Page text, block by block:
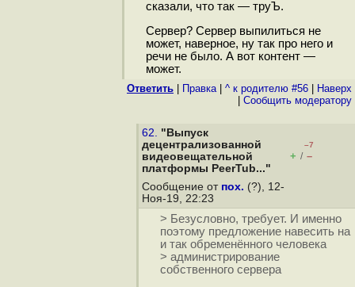
сказали, что так — труЪ.
Сервер? Сервер выпилиться не
может, наверное, ну так про него и
речи не было. А вот контент —
может.
Ответить Правка| ^ к родителю #56
Наверх
Cообщить модератору
62. "Выпуск
децентрализованной
видеовещательной
платформы PeerTub..."
–7
+ / –
Сообщение от пох. (?), 12-
Ноя-19, 22:23
> Безусловно, требует. И именно
поэтому предложение навесить на
и так обременённого человека
> администрирование
собственного сервера